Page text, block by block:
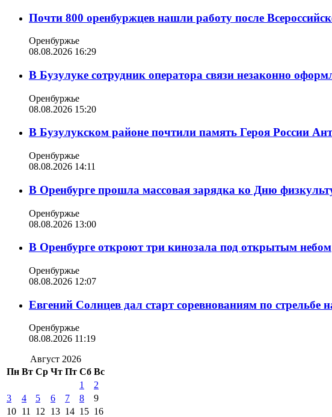
Почти 800 оренбуржцев нашли работу после
Оренбуржье
08.08.2026 16:29
В Бузулуке сотрудник оператора связи незаконно
Оренбуржье
08.08.2026 15:20
В Бузулукском районе почтили память Героя России
Оренбуржье
08.08.2026 14:11
В Оренбурге прошла массовая зарядка ко Дню
Оренбуржье
08.08.2026 13:00
В Оренбурге откроют три кинозала под открытым небом
Оренбуржье
08.08.2026 12:07
Евгений Солнцев дал старт соревнованиям по стрельбе
Оренбуржье
08.08.2026 11:19
Август 2026
Пн Вт Ср Чт Пт Сб Вс
1
2
3
4 5 6 7 8
9
10 11 12 13 14 15 16